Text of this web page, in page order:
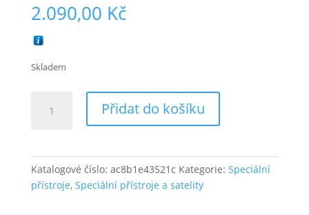
2.090,00 Kč
Skladem
množství
Přidat do košíku
Katalogové číslo: ac8b1e43521c Kategorie: Speciální
přístroje, Speciální přístroje a satelity